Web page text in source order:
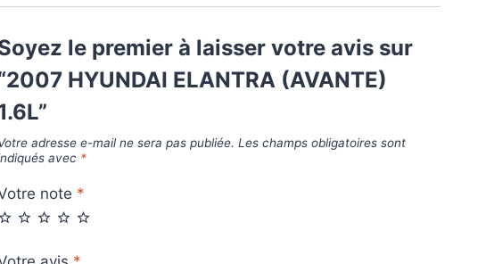
le premier à laisser votre avis sur
HYUNDAI ELANTRA (AVANTE)
adresse e-mail ne sera pas publiée. Les champs obligatoires sont
avec *
note *